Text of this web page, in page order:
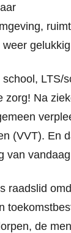
gelukkig
LTS/
zorg! Na
en
(VVT). En
van
raadslid
de